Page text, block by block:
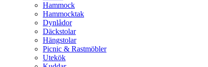
Hammock
Hammocktak
Dynlådor
Däckstolar
Hängstolar
Picnic & Rastmöbler
Utekök